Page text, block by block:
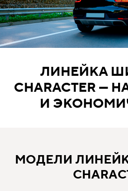
О КОМПАНИИ
ПОКУПКА И АКЦИИ
ЛИНЕЙКА
CHARACTER —
И
МОДЕЛИ